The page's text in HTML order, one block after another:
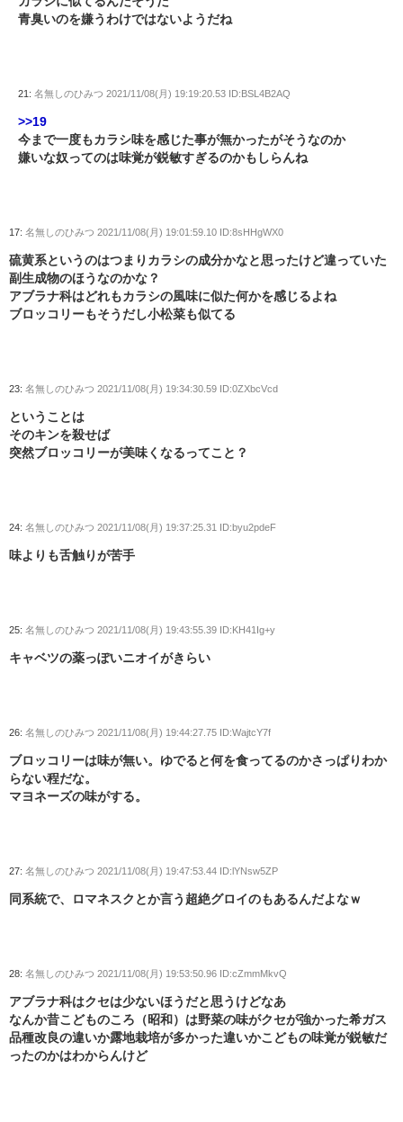
青臭いのを嫌うわけではないようだね
21: 名無しのひみつ 2021/11/08(月) 19:19:20.53 ID:BSL4B2AQ
>>19
今まで一度もカラシ味を感じた事が無かったがそうなのか
嫌いな奴ってのは味覚が鋭敏すぎるのかもしらんね
17: 名無しのひみつ 2021/11/08(月) 19:01:59.10 ID:8sHHgWX0
硫黄系というのはつまりカラシの成分かなと思ったけど違っていた
副生成物のほうなのかな？
アブラナ科はどれもカラシの風味に似た何かを感じるよね
ブロッコリーもそうだし小松菜も似てる
23: 名無しのひみつ 2021/11/08(月) 19:34:30.59 ID:0ZXbcVcd
ということは
そのキンを殺せば
突然ブロッコリーが美味くなるってこと？
24: 名無しのひみつ 2021/11/08(月) 19:37:25.31 ID:byu2pdeF
味よりも舌触りが苦手
25: 名無しのひみつ 2021/11/08(月) 19:43:55.39 ID:KH41Ig+y
キャベツの薬っぽいニオイがきらい
26: 名無しのひみつ 2021/11/08(月) 19:44:27.75 ID:WajtcY7f
ブロッコリーは味が無い。ゆでると何を食ってるのかさっぱりわか
らない程だな。
マヨネーズの味がする。
27: 名無しのひみつ 2021/11/08(月) 19:47:53.44 ID:lYNsw5ZP
同系統で、ロマネスクとか言う超絶グロイのもあるんだよなｗ
28: 名無しのひみつ 2021/11/08(月) 19:53:50.96 ID:cZmmMkvQ
アブラナ科はクセは少ないほうだと思うけどなあ
なんか昔こどものころ（昭和）は野菜の味がクセが強かった希ガス
品種改良の違いか露地栽培が多かった違いかこどもの味覚が鋭敏だ
ったのかはわからんけど